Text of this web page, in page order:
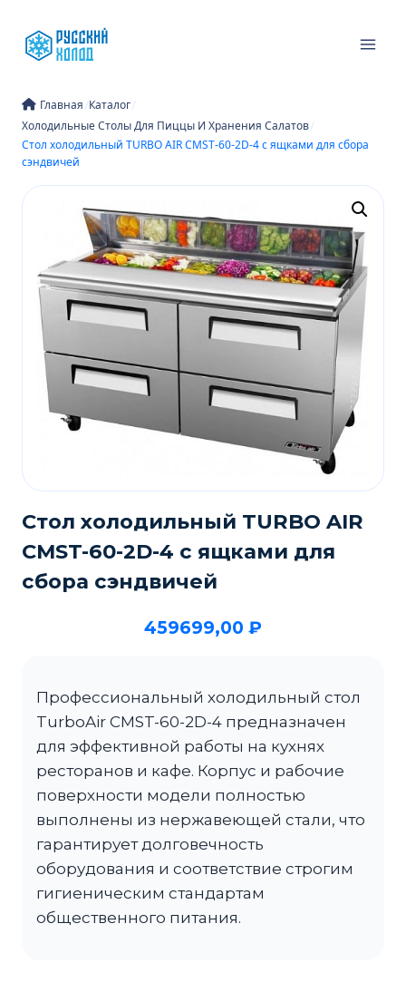
содержимому
Главная/Каталог/
Холодильные Столы Для Пиццы И Хранения Салатов/
Стол холодильный TURBO AIR CMST-60-2D-4 с ящками для сбора
сэндвичей
Стол холодильный TURBO AIR
CMST-60-2D-4 с ящками для
сбора сэндвичей
459699,00 ₽
Профессиональный холодильный стол
TurboAir CMST-60-2D-4 предназначен
для эффективной работы на кухнях
ресторанов и кафе. Корпус и рабочие
поверхности модели полностью
выполнены из нержавеющей стали, что
гарантирует долговечность
оборудования и соответствие строгим
гигиеническим стандартам
общественного питания.